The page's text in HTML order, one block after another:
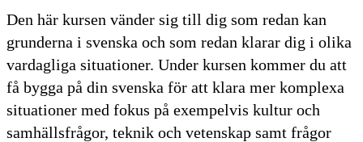
Den här kursen vänder sig till dig som redan kan
grunderna i svenska och som redan klarar dig i olika
vardagliga situationer. Under kursen kommer du att
få bygga på din svenska för att klara mer komplexa
situationer med fokus på exempelvis kultur och
samhällsfrågor, teknik och vetenskap samt frågor